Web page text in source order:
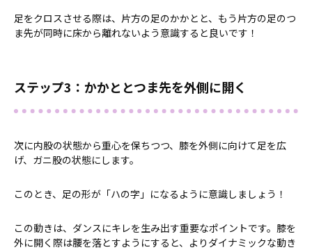
足をクロスさせる際は、片方の足のかかとと、もう片方の足のつ
ま先が同時に床から離れないよう意識すると良いです！
ステップ3：かかととつま先を外側に開く
次に内股の状態から重心を保ちつつ、膝を外側に向けて足を広
げ、ガニ股の状態にします。
このとき、足の形が「ハの字」になるように意識しましょう！
この動きは、ダンスにキレを生み出す重要なポイントです。膝を
外に開く際は腰を落とすようにすると、よりダイナミックな動き